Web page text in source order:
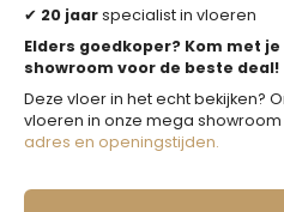
✔ 20 jaarspecialist in vloeren
Elders goedkoper? Kom met
showroom voor de beste deal!
Deze vloer in het echt bekijken?
vloeren in onze mega showroom
adres en openingstijden.